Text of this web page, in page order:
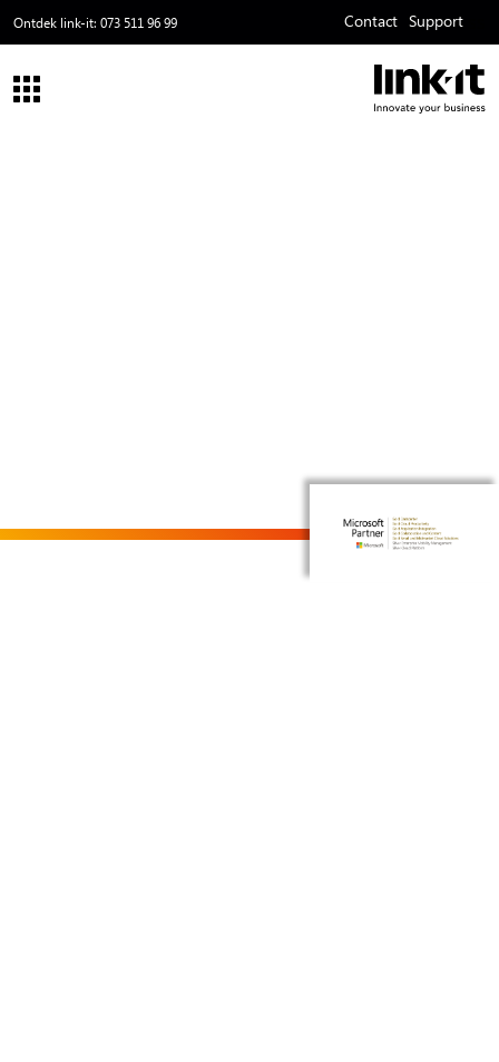
Ontdek link-it: 073 511 96 99 Contact Support